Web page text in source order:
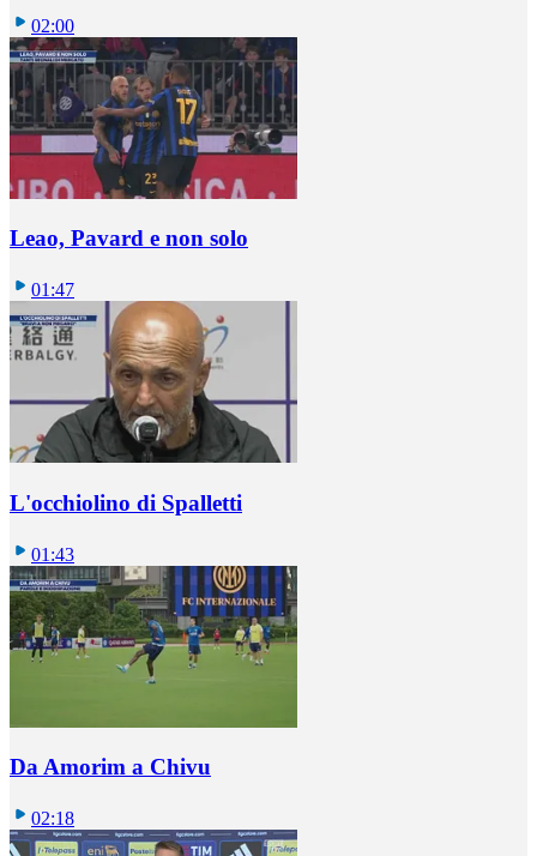
02:00
Leao, Pavard e non solo
01:47
L'occhiolino di Spalletti
01:43
Da Amorim a Chivu
02:18